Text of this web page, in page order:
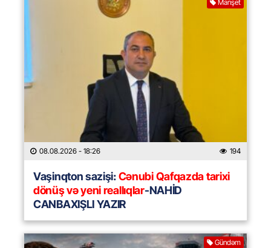
Manşet
08.08.2026 - 18:26 194
Vaşinqton sazişi:Cənubi Qafqazda tarixi
dönüş və yeni reallıqlar-NAHİD
CANBAXIŞLI YAZIR
Gündəm